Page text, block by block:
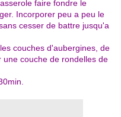
faire fondre le
Incorporer peu a peu le
cesser de battre jusqu'a
couches d'aubergines, de
couche de rondelles de